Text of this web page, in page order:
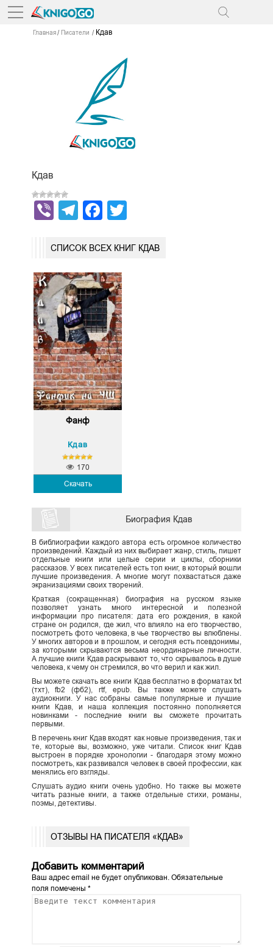
Главная Писатели Кдав
Кдав
ViberTelegram
Facebook
СПИСОК ВСЕХ КНИГ КДАВ
Фанф
Кдав
Скачать
170
Биография Кдав
В библиографии каждого автора есть огромное количество
произведений. Каждый из них выбирает жанр, стиль, пишет
отдельные книги или целые серии и циклы, сборники
рассказов. У всех писателей есть топ книг, в который вошли
лучшие произведения. А многие могут похвастаться даже
экранизациями своих творений.
Краткая (сокращенная) биография на русском языке
позволяет узнать много интересной и полезной
информации про писателя: дата его рождения, в какой
стране он родился, где жил, что влияло на его творчество,
посмотреть фото человека, в чье творчество вы влюблены.
У многих авторов и в прошлом, и сегодня есть псевдонимы,
за которыми скрываются весьма неординарные личности.
А лучшие книги Кдав раскрывают то, что скрывалось в душе
человека, к чему он стремился, во что верил и как жил.
Вы можете скачать все книги Кдав бесплатно в форматах txt
(тхт), fb2 (фб2), rtf, epub. Вы также можете слушать
аудиокниги. У нас собраны самые популярные и лучшие
книги Кдав, и наша коллекция постоянно пополняется
новинками - последние книги вы сможете прочитать
первыми.
В перечень книг Кдав входят как новые произведения, так и
те, которые вы, возможно, уже читали. Список книг Кдав
выстроен в порядке хронологии - благодаря этому можно
посмотреть, как развивался человек в своей профессии, как
менялись его взгляды.
Слушать аудио книги очень удобно. Но также вы можете
читать разные книги, а также отдельные стихи, романы,
поэмы, детективы.
ОТЗЫВЫ НА ПИСАТЕЛЯ «КДАВ»
Добавить комментарий
Ваш адрес email не будет опубликован.Обязательные
поля помечены *